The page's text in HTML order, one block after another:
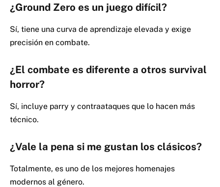
¿Ground Zero es un juego difícil?
Sí, tiene una curva de aprendizaje elevada y exige
precisión en combate.
¿El combate es diferente a otros survival
horror?
Sí, incluye parry y contraataques que lo hacen más
técnico.
¿Vale la pena si me gustan los clásicos?
Totalmente, es uno de los mejores homenajes
modernos al género.